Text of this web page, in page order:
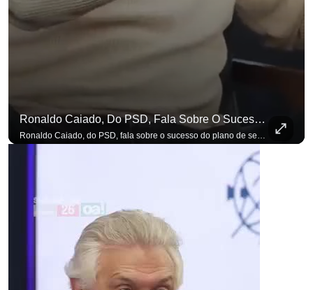
Ronaldo Caiado, Do PSD, Fala Sobre O Sucesso Do Plano De Segurança Pública
Ronaldo Caiado, do PSD, fala sobre o sucesso do plano de segurança pública como governador de Goiás, sendo um incentivo aos empreendedores locais. Se você busca informação com credibilidade, inscreva-se agora e ative o
para não perder nenhuma atualização! Ouça O Antagonista nos principais